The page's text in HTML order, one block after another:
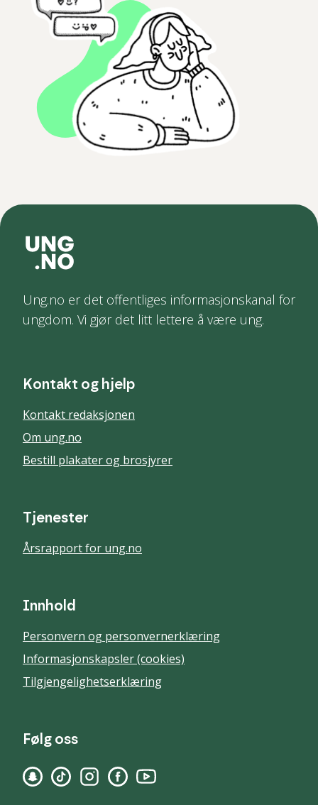
Ung.no er det offentliges informasjonskanal for
ungdom. Vi gjør det litt lettere å være ung.
Kontakt og hjelp
Kontakt redaksjonen
Om ung.no
Bestill plakater og brosjyrer
Tjenester
Årsrapport for ung.no
Innhold
Personvern og personvernerklæring
Informasjonskapsler (cookies)
Tilgjengelighetserklæring
Følg oss